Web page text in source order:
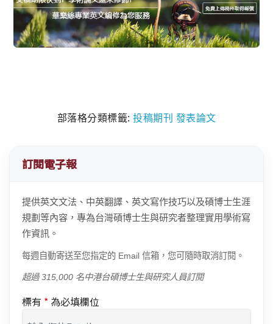
部落格分類標籤: 投稿期刊 發表論文
訂閱電子報
提供英文文法、中英翻譯、英文寫作技巧以及碩博士生涯
規劃等內容，專為台灣碩博士生與研究者整理實用學術寫
作資訊。
每週自動寄送至您指定的 Email 信箱，您可隨時取消訂閱。
超過 315,000 名中港台碩博士生與研究人員訂閱
標有 * 為必填欄位